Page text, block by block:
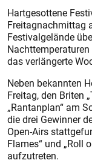
Hartgesottene
Freitagnachmittag
Festivalgelände
das verlängerte
Neben bekannten
Freitag, den Briten
„Rantanplan“ am
die drei Gewinner
Open-Airs
Flames“ und „Roll
aufzutreten.